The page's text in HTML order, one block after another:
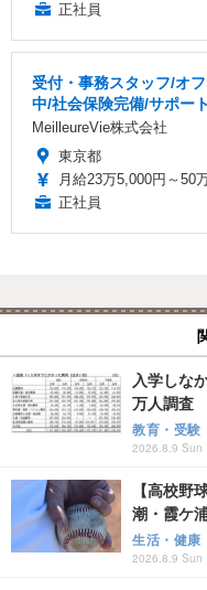
正社員
受付・事務スタッフ/オ
中/社会保険完備/サポー
MeilleureVie株式会社
東京都
月給23万5,000円～50
正社員
入学しな
万人調査
教育・受験
2026.8.9 Sun
【高校野
潮・霞ケ
生活・健康
2026.8.9 Sun